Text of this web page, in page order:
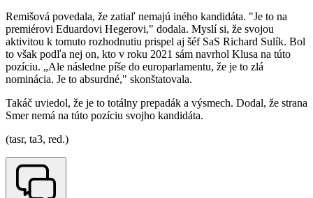
Remišová povedala, že zatiaľ nemajú iného kandidáta. "Je to na
premiérovi Eduardovi Hegerovi," dodala. Myslí si, že svojou
aktivitou k tomuto rozhodnutiu prispel aj šéf SaS Richard Sulík. Bol
to však podľa nej on, kto v roku 2021 sám navrhol Klusa na túto
pozíciu. „Ale následne píše do europarlamentu, že je to zlá
nominácia. Je to absurdné," skonštatovala.
Takáč uviedol, že je to totálny prepadák a výsmech. Dodal, že strana
Smer nemá na túto pozíciu svojho kandidáta.
(tasr, ta3, red.)